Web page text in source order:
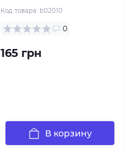
Код товара: b02010
0
165 грн
В корзину